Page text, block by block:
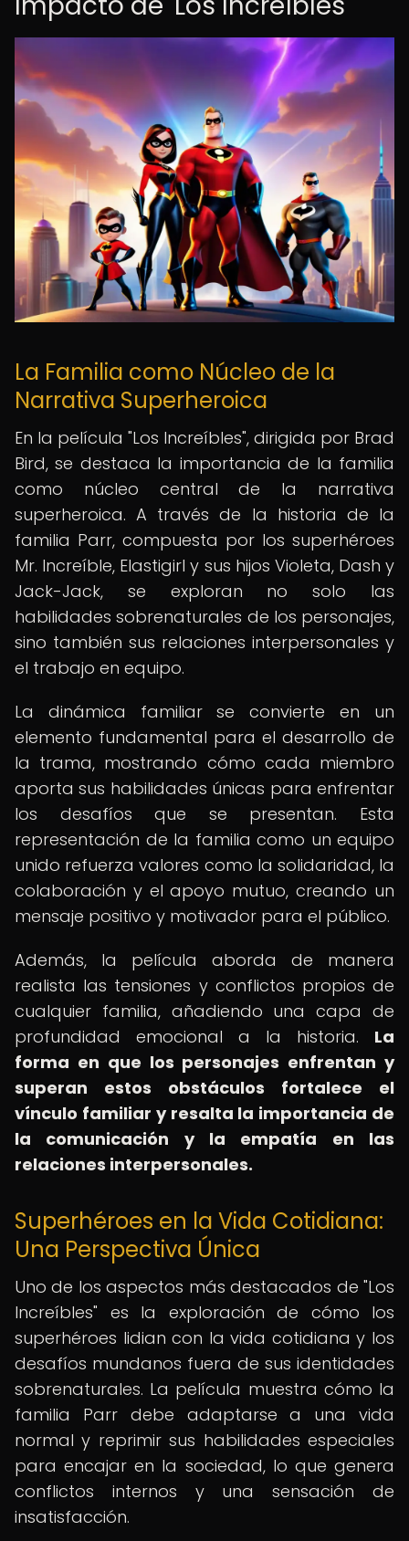
La Familia como Núcleo de la
Narrativa Superheroica
En la película "Los Increíbles", dirigida por Brad
Bird, se destaca la importancia de la familia
como núcleo central de la narrativa
superheroica. A través de la historia de la
familia Parr, compuesta por los superhéroes
Mr. Increíble, Elastigirl y sus hijos Violeta, Dash y
Jack-Jack, se exploran no solo las
habilidades sobrenaturales de los personajes,
sino también sus relaciones interpersonales y
el trabajo en equipo.
La dinámica familiar se convierte en un
elemento fundamental para el desarrollo de
la trama, mostrando cómo cada miembro
aporta sus habilidades únicas para enfrentar
los desafíos que se presentan. Esta
representación de la familia como un equipo
unido refuerza valores como la solidaridad, la
colaboración y el apoyo mutuo, creando un
mensaje positivo y motivador para el público.
Además, la película aborda de manera
realista las tensiones y conflictos propios de
cualquier familia, añadiendo una capa de
profundidad emocional a la historia. La
forma en que los personajes enfrentan y
superan estos obstáculos fortalece el
vínculo familiar y resalta la importancia de
la comunicación y la empatía en las
relaciones interpersonales.
Superhéroes en la Vida Cotidiana:
Una Perspectiva Única
Uno de los aspectos más destacados de "Los
Increíbles" es la exploración de cómo los
superhéroes lidian con la vida cotidiana y los
desafíos mundanos fuera de sus identidades
sobrenaturales. La película muestra cómo la
familia Parr debe adaptarse a una vida
normal y reprimir sus habilidades especiales
para encajar en la sociedad, lo que genera
conflictos internos y una sensación de
insatisfacción.